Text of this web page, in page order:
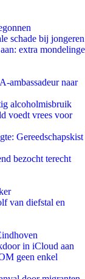
schade bij jongeren
extra mondelinge
ambassadeur naar
alcoholmisbruik
voedt vrees voor
Gereedschapskist
bezocht terecht
van diefstal en
in iCloud aan
geen enkel